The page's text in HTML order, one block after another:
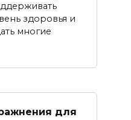
здоровья и
многие
для